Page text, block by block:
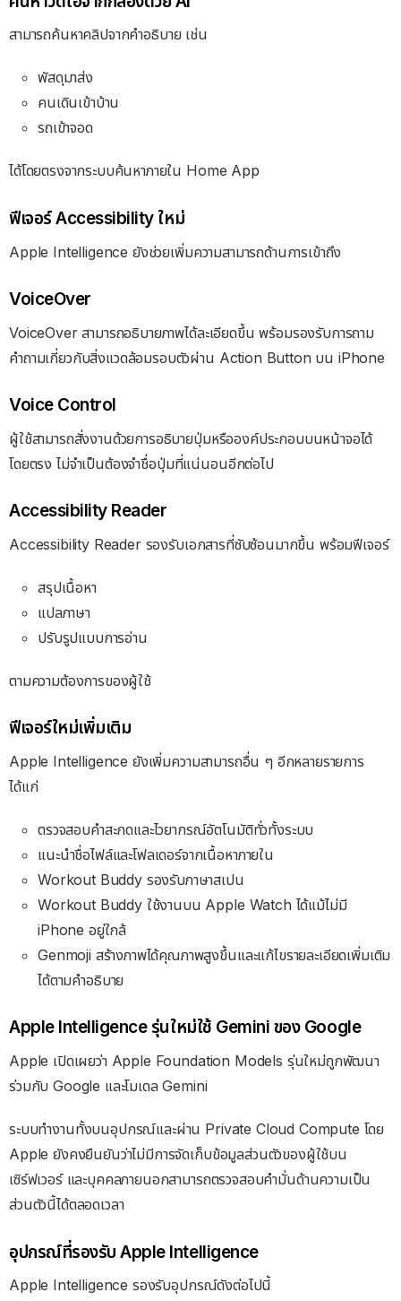
สามารถค้นหาคลิปจากคำอธิบาย เช่น
พัสดุมาส่ง
คนเดินเข้าบ้าน
รถเข้าจอด
ได้โดยตรงจากระบบค้นหาภายใน Home App
ฟีเจอร์ Accessibility ใหม่
Apple Intelligence ยังช่วยเพิ่มความสามารถด้านการเข้าถึง
VoiceOver
VoiceOver สามารถอธิบายภาพได้ละเอียดขึ้น พร้อมรองรับการถาม
คำถามเกี่ยวกับสิ่งแวดล้อมรอบตัวผ่าน Action Button บน iPhone
Voice Control
ผู้ใช้สามารถสั่งงานด้วยการอธิบายปุ่มหรือองค์ประกอบบนหน้าจอได้
โดยตรง ไม่จำเป็นต้องจำชื่อปุ่มที่แน่นอนอีกต่อไป
Accessibility Reader
Accessibility Reader รองรับเอกสารที่ซับซ้อนมากขึ้น พร้อมฟีเจอร์
สรุปเนื้อหา
แปลภาษา
ปรับรูปแบบการอ่าน
ตามความต้องการของผู้ใช้
ฟีเจอร์ใหม่เพิ่มเติม
Apple Intelligence ยังเพิ่มความสามารถอื่น ๆ อีกหลายรายการ
ได้แก่
ตรวจสอบคำสะกดและไวยากรณ์อัตโนมัติทั่วทั้งระบบ
แนะนำชื่อไฟล์และโฟลเดอร์จากเนื้อหาภายใน
Workout Buddy รองรับภาษาสเปน
Workout Buddy ใช้งานบน Apple Watch ได้แม้ไม่มี
iPhone อยู่ใกล้
Genmoji สร้างภาพได้คุณภาพสูงขึ้นและแก้ไขรายละเอียดเพิ่มเติม
ได้ตามคำอธิบาย
Apple Intelligence รุ่นใหม่ใช้ Gemini ของ Google
Apple เปิดเผยว่า Apple Foundation Models รุ่นใหม่ถูกพัฒนา
ร่วมกับ Google และโมเดล Gemini
ระบบทำงานทั้งบนอุปกรณ์และผ่าน Private Cloud Compute โดย
Apple ยังคงยืนยันว่าไม่มีการจัดเก็บข้อมูลส่วนตัวของผู้ใช้บน
เซิร์ฟเวอร์ และบุคคลภายนอกสามารถตรวจสอบคำมั่นด้านความเป็น
ส่วนตัวนี้ได้ตลอดเวลา
อุปกรณ์ที่รองรับ Apple Intelligence
Apple Intelligence รองรับอุปกรณ์ดังต่อไปนี้